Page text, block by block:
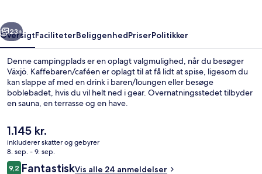
Næste
23+
OversigtFaciliteterBeliggenhedPriserPolitikker
Denne campingplads er en oplagt valgmulighed, når du besøger
Växjö. Kaffebaren/caféen er oplagt til at få lidt at spise, ligesom du
kan slappe af med en drink i baren/loungen eller besøge
boblebadet, hvis du vil helt ned i gear. Overnatningsstedet tilbyder
en sauna, en terrasse og en have.
Den
nuværende
pris
er
1.145 kr.
1.145 kr.
inkluderer skatter og gebyrer
8. sep. - 9. sep.
Anmeldelser
9,29,2 ud af 10.
FantastiskVis alle 24 anmeldelser